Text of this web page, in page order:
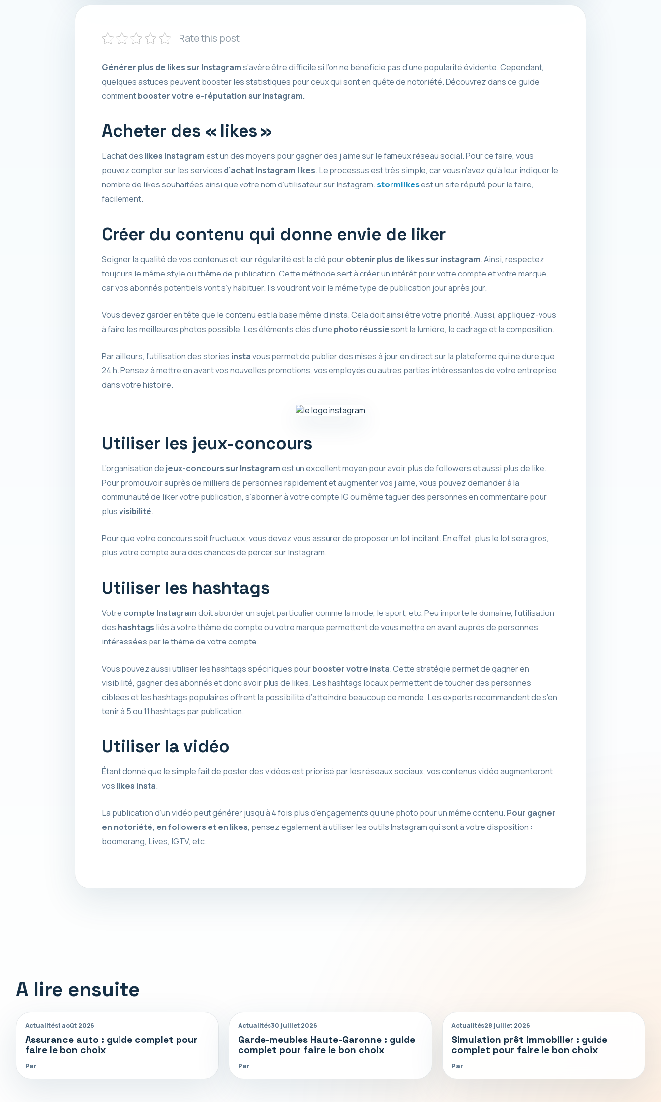
Rate this post
Générer plus de likes sur Instagrams’avère être difficile si l’on ne bénéficie pas d’une popularité évidente. Cependant,
quelques astuces peuvent booster les statistiques pour ceux qui sont en quête de notoriété. Découvrez dans ce guide
commentbooster votre e-réputation sur Instagram.
Acheter des « likes »
L’achat des likes Instagramest un des moyens pour gagner des j’aime sur le fameux réseau social. Pour ce faire, vous
pouvez compter sur les services d’achat Instagram likes. Le processus est très simple, car vous n’avez qu’à leur indiquer le
nombre de likes souhaitées ainsi que votre nom d’utilisateur sur Instagram.stormlikesest un site réputé pour le faire,
facilement.
Créer du contenu qui donne envie de liker
Soigner la qualité de vos contenus et leur régularité est la clé pourobtenir plus de likes sur instagram. Ainsi, respectez
toujours le même style ou thème de publication. Cette méthode sert à créer un intérêt pour votre compte et votre marque,
car vos abonnés potentiels vont s’y habituer. Ils voudront voir le même type de publication jour après jour.
Vous devez garder en tête que le contenu est la base même d’insta. Cela doit ainsi être votre priorité. Aussi, appliquez-vous
à faire les meilleures photos possible. Les éléments clés d’une photo réussiesont la lumière, le cadrage et la composition.
Par ailleurs, l’utilisation des stories instavous permet de publier des mises à jour en direct sur la plateforme qui ne dure que
24 h. Pensez à mettre en avant vos nouvelles promotions, vos employés ou autres parties intéressantes de votre entreprise
dans votre histoire.
Utiliser les jeux-concours
L’organisation de jeux-concours sur Instagramest un excellent moyen pour avoir plus de followers et aussi plus de like.
Pour promouvoir auprès de milliers de personnes rapidement et augmenter vos j’aime, vous pouvez demander à la
communauté de liker votre publication, s’abonner à votre compte IG ou même taguer des personnes en commentaire pour
plusvisibilité.
Pour que votre concours soit fructueux, vous devez vous assurer de proposer un lot incitant. En effet, plus le lot sera gros,
plus votre compte aura des chances de percer sur Instagram.
Utiliser les hashtags
Votre compte Instagramdoit aborder un sujet particulier comme la mode, le sport, etc. Peu importe le domaine, l’utilisation
des hashtags liés à votre thème de compte ou votre marque permettent de vous mettre en avant auprès de personnes
intéressées par le thème de votre compte.
Vous pouvez aussi utiliser les hashtags spécifiques pourbooster votre insta. Cette stratégie permet de gagner en
visibilité, gagner des abonnés et donc avoir plus de likes. Les hashtags locaux permettent de toucher des personnes
ciblées et les hashtags populaires offrent la possibilité d’atteindre beaucoup de monde. Les experts recommandent de s’en
tenir à 5 ou 11 hashtags par publication.
Utiliser la vidéo
Étant donné que le simple fait de poster des vidéos est priorisé par les réseaux sociaux, vos contenus vidéo augmenteront
vos likes insta.
La publication d’un vidéo peut générer jusqu’à 4 fois plus d’engagements qu’une photo pour un même contenu. Pour gagner
en notoriété, en followers et en likes, pensez également à utiliser les outils Instagram qui sont à votre disposition :
boomerang, Lives, IGTV, etc.
A lire ensuite
Actualités1 août 2026
Assurance auto : guide complet pour
faire le bon choix
Par
Actualités30 juillet 2026
Garde-meubles Haute-Garonne : guide
complet pour faire le bon choix
Par
Actualités28 juillet 2026
Simulation prêt immobilier : guide
complet pour faire le bon choix
Par